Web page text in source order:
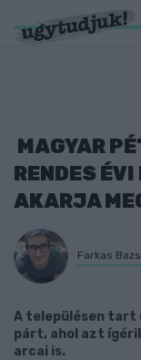
MAGYAR
RENDES
AKARJA
Farkas
A településen tart
párt, ahol azt
arcai is.